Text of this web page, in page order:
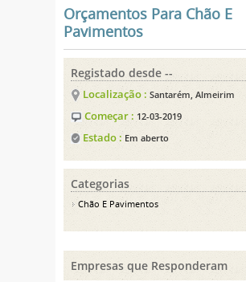
Orçamentos Para Chão E
Pavimentos
Registado desde --
Localização : Santarém, Almeirim
Começar : 12-03-2019
Estado : Em aberto
Categorias
Chão E Pavimentos
Empresas que Responderam